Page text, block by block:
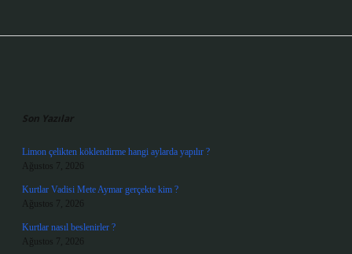
Son Yazılar
Limon çelikten köklendirme hangi aylarda yapılır ?
Ağustos 7, 2026
Kurtlar Vadisi Mete Aymar gerçekte kim ?
Ağustos 7, 2026
Kurtlar nasıl beslenirler ?
Ağustos 7, 2026